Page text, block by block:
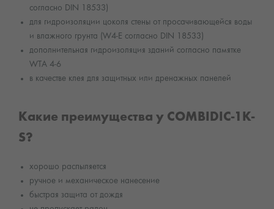
согласно DIN 18533)
для гидроизоляции цоколя стены от просачивающейся воды
и влажного грунта (W4-E согласно DIN 18533)
дополнительная гидроизоляция зданий согласно памятке
WTA 4-6
в качестве клея для защитных или дренажных панелей
Какие преимущества у COMBIDIC-1K-
S?
хорошо распыляется
ручное и механическое нанесение
быстрая защита от дождя